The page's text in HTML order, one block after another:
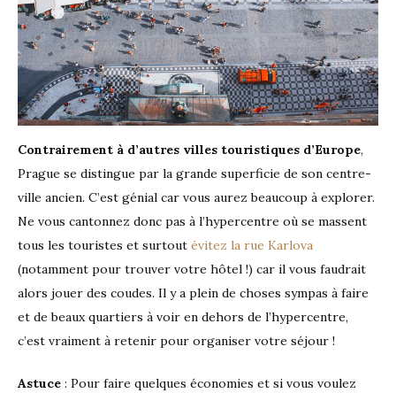
Contrairement à d’autres villes touristiques d’Europe,
Prague se distingue par la grande superficie de son centre-
ville ancien. C’est génial car vous aurez beaucoup à explorer.
Ne vous cantonnez donc pas à l’hypercentre où se massent
tous les touristes et surtout évitez la rue Karlova
(notamment pour trouver votre hôtel !) car il vous faudrait
alors jouer des coudes. Il y a plein de choses sympas à faire
et de beaux quartiers à voir en dehors de l’hypercentre,
c’est vraiment à retenir pour organiser votre séjour !
Astuce : Pour faire quelques économies et si vous voulez